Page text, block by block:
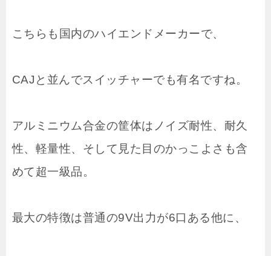
こちらも国内のハイエンドメーカーで、
CAJと並んでスイッチャーでも有名ですね。
アルミニウム合金の筐体はノイズ耐性、耐久
性、軽量性、そして見た目のかっこよさも含
めて超一級品。
最大の特徴は普通の9V出力が6口ある他に、